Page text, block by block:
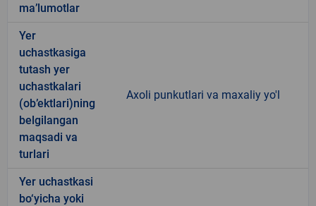
ma’lumotlar
Yer
uchastkasiga
tutash yer
uchastkalari
(ob’ektlari)ning
belgilangan
maqsadi va
turlari
Axoli punkutlari va maxaliy yo'l
Yer uchastkasi
bo‘yicha yoki